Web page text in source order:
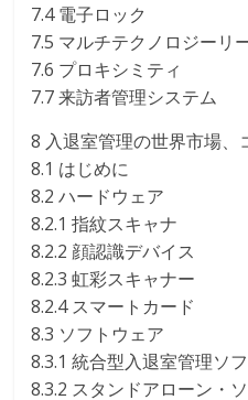
7.4 電子ロック
7.5 マルチテクノロジーリ
7.6 プロキシミティ
7.7 来訪者管理システム
8 入退室管理の世界市場、
8.1 はじめに
8.2 ハードウェア
8.2.1 指紋スキャナ
8.2.2 顔認識デバイス
8.2.3 虹彩スキャナー
8.2.4 スマートカード
8.3 ソフトウェア
8.3.1 統合型入退室管理ソ
8.3.2 スタンドアローン・